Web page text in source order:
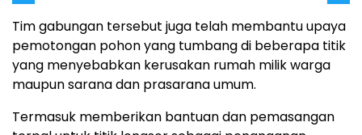
Tim gabungan tersebut juga telah membantu upaya
pemotongan pohon yang tumbang di beberapa titik
yang menyebabkan kerusakan rumah milik warga
maupun sarana dan prasarana umum.
Termasuk memberikan bantuan dan pemasangan